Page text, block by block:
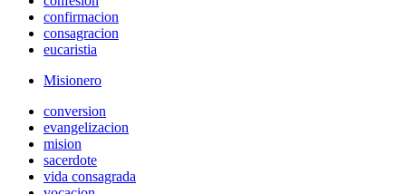
confirmacion
consagracion
eucaristia
Misionero
conversion
evangelizacion
mision
sacerdote
vida consagrada